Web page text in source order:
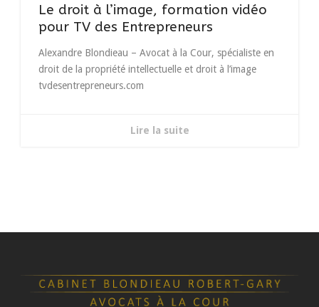
Le droit à l’image, formation vidéo
pour TV des Entrepreneurs
Alexandre Blondieau – Avocat à la Cour, spécialiste en
droit de la propriété intellectuelle et droit à l’image
tvdesentrepreneurs.com
Lire la suite